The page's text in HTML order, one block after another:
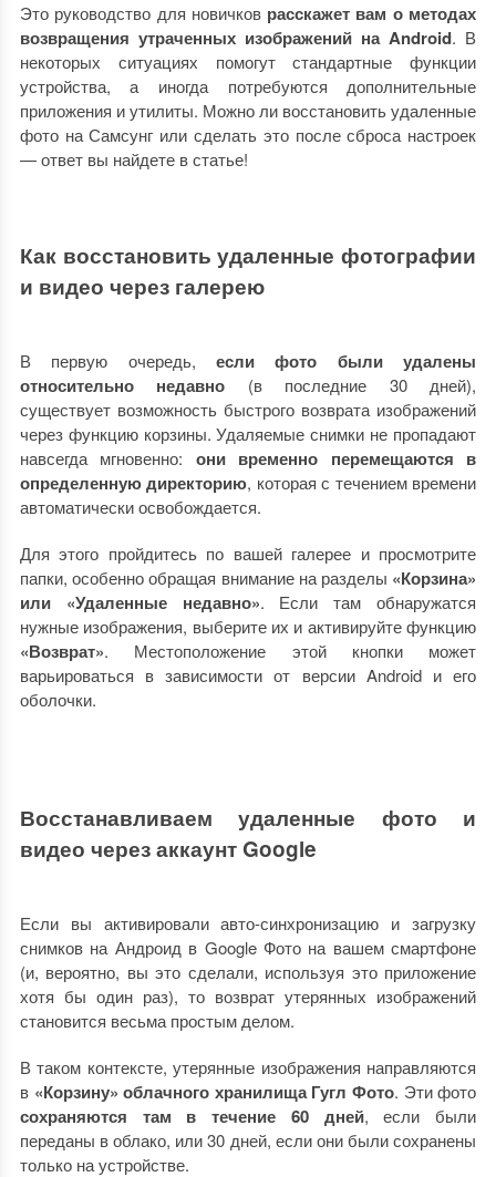
Это руководство для новичков расскажет вам о методах
возвращения утраченных изображений на Android. В
некоторых ситуациях помогут стандартные функции
устройства, а иногда потребуются дополнительные
приложения и утилиты. Можно ли восстановить удаленные
фото на Самсунг или сделать это после сброса настроек
— ответ вы найдете в статье!
Как восстановить удаленные фотографии
и видео через галерею
В первую очередь, если фото были удалены
относительно недавно (в последние 30 дней),
существует возможность быстрого возврата изображений
через функцию корзины. Удаляемые снимки не пропадают
навсегда мгновенно: они временно перемещаются в
определенную директорию, которая с течением времени
автоматически освобождается.
Для этого пройдитесь по вашей галерее и просмотрите
папки, особенно обращая внимание на разделы «Корзина»
или «Удаленные недавно». Если там обнаружатся
нужные изображения, выберите их и активируйте функцию
«Возврат». Местоположение этой кнопки может
варьироваться в зависимости от версии Android и его
оболочки.
Восстанавливаем удаленные фото и
видео через аккаунт Google
Если вы активировали авто-синхронизацию и загрузку
снимков на Андроид в Google Фото на вашем смартфоне
(и, вероятно, вы это сделали, используя это приложение
хотя бы один раз), то возврат утерянных изображений
становится весьма простым делом.
В таком контексте, утерянные изображения направляются
в «Корзину» облачного хранилища Гугл Фото. Эти фото
сохраняются там в течение 60 дней, если были
переданы в облако, или 30 дней, если они были сохранены
только на устройстве.